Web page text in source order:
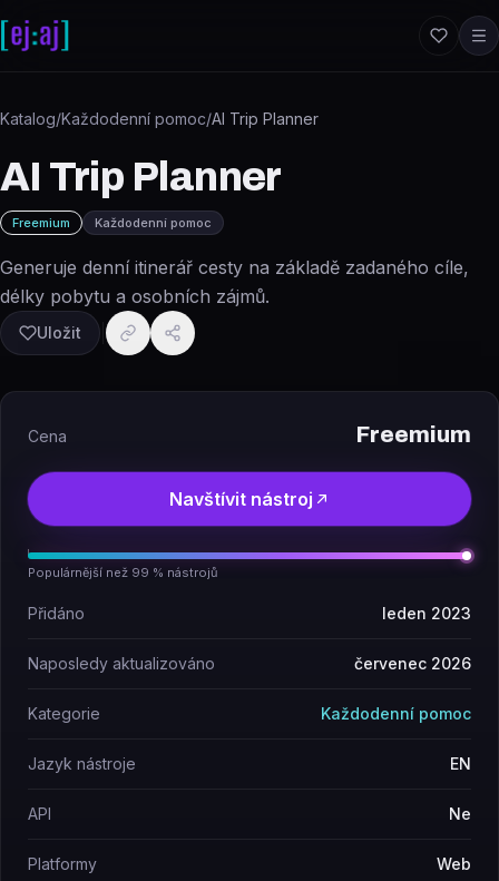
Katalog/Každodenní pomoc/AI Trip Planner
AI Trip Planner
Freemium Každodenní pomoc
Generuje denní itinerář cesty na základě zadaného cíle,
délky pobytu a osobních zájmů.
Uložit
Cena Freemium
Navštívit nástroj
Populárnější než 99 % nástrojů
Přidáno leden 2023
Naposledy aktualizováno červenec 2026
Kategorie Každodenní pomoc
Jazyk nástroje EN
API Ne
Platformy Web